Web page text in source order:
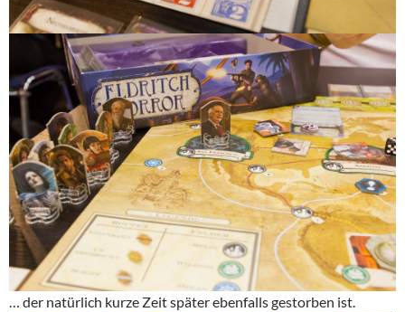
… der natürlich kurze Zeit später ebenfalls gestorben ist.